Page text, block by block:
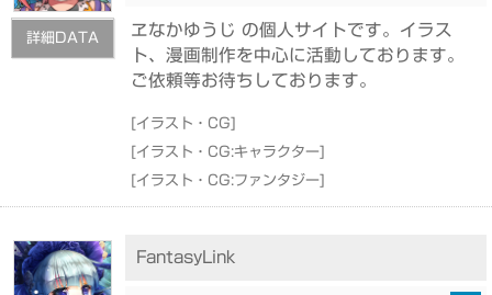
詳細DATA
ヱなかゆうじ の個人サイトです。イラス
ト、漫画制作を中心に活動しております。
ご依頼等お待ちしております。
[イラスト・CG]
[イラスト・CG:キャラクター]
[イラスト・CG:ファンタジー]
FantasyLink